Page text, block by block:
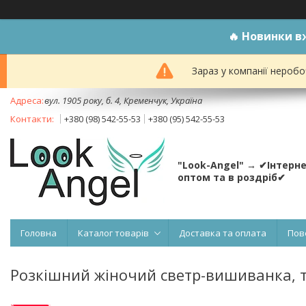
🔥 Новинки
Зараз у компанії
вул. 1905 року, б. 4, Кременчук, Україна
+380 (98) 542-55-53
+380 (95) 542-55-53
"Look-Angel" →
оптом та в роздріб✔
Головна Каталог товарів Доставка та оплата
Розкішний жіночий светр-вишиванка,